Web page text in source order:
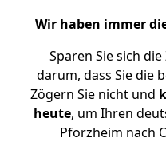
Wir haben immer
Sparen Sie sich
darum, dass Sie die
Zögern Sie nicht und
heute, um Ihren
Pforzheim nach